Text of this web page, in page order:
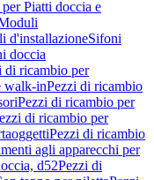
Piatti doccia e
d'installazioneSifoni
doccia
di ricambio per
walk-inPezzi di ricambio
Pezzi di ricambio per
di ricambio per
Pezzi di ricambio
agli apparecchi per
d52Pezzi di